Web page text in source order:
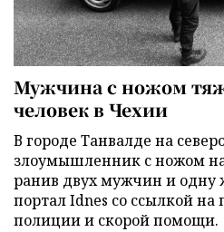
Мужчина с ножом
человек в Чехии
В городе Танвалде на
злоумышленник с ножом
ранив двух мужчин и
портал Idnes со ссылкой на
полиции и скорой помощи.